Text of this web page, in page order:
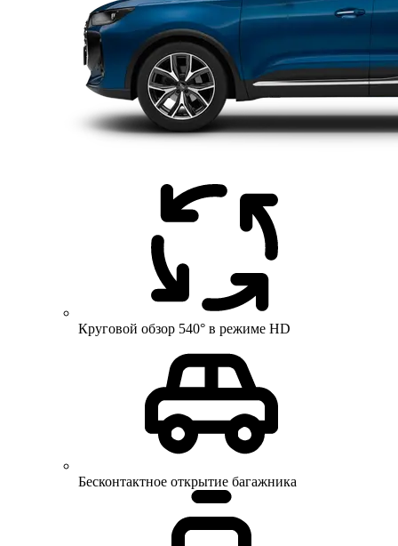
Круговой обзор 540° в режиме HD
Бесконтактное открытие багажника